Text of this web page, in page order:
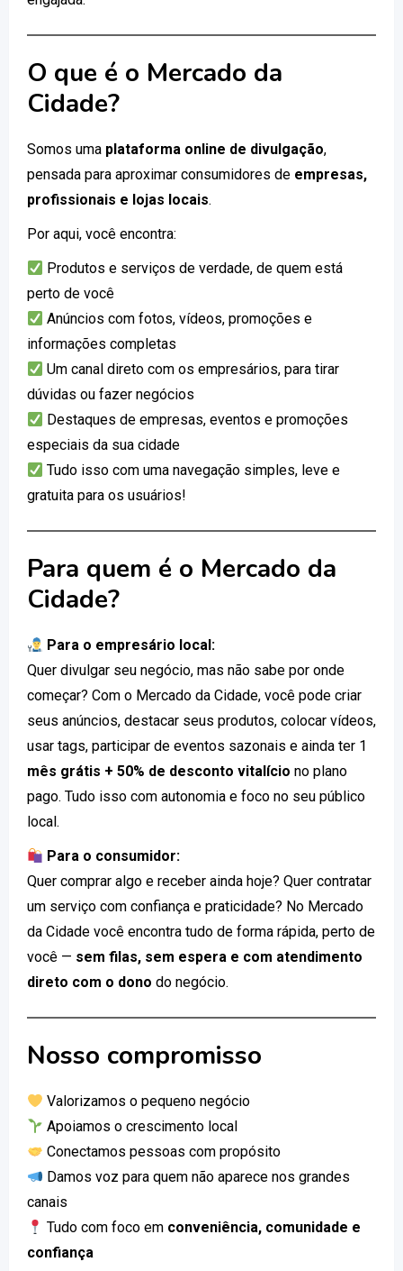
O que é o Mercado da
Cidade?
Somos uma plataforma online de divulgação,
pensada para aproximar consumidores de empresas,
profissionais e lojas locais.
Por aqui, você encontra:
Produtos e serviços de verdade, de quem está
perto de você
Anúncios com fotos, vídeos, promoções e
informações completas
Um canal direto com os empresários, para tirar
dúvidas ou fazer negócios
Destaques de empresas, eventos e promoções
especiais da sua cidade
Tudo isso com uma navegação simples, leve e
gratuita para os usuários!
Para quem é o Mercado da
Cidade?
Para o empresário local:
Quer divulgar seu negócio, mas não sabe por onde
começar? Com o Mercado da Cidade, você pode criar
seus anúncios, destacar seus produtos, colocar vídeos,
usar tags, participar de eventos sazonais e ainda ter 1
mês grátis + 50% de desconto vitalício no plano
pago. Tudo isso com autonomia e foco no seu público
local.
Para o consumidor:
Quer comprar algo e receber ainda hoje? Quer contratar
um serviço com confiança e praticidade? No Mercado
da Cidade você encontra tudo de forma rápida, perto de
você — sem filas, sem espera e com atendimento
direto com o dono do negócio.
Nosso compromisso
Valorizamos o pequeno negócio
Apoiamos o crescimento local
Conectamos pessoas com propósito
Damos voz para quem não aparece nos grandes
canais
Tudo com foco em conveniência, comunidade e
confiança